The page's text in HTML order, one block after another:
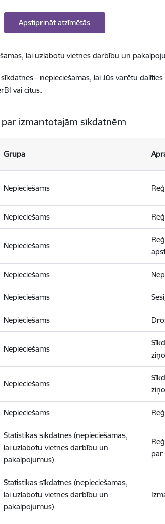
Apstiprināt atzīmētās
lai uzlabotu vietnes darbību un
- nepieciešamas, lai Jūs varētu
vai citus.
izmantotajām sīkdatnēm
Grupa
Nepieciešams
Nepieciešams
Nepieciešams
Nepieciešams
Nepieciešams
Nepieciešams
Nepieciešams
Nepieciešams
Nepieciešams
Statistikas sīkdatnes (nepieciešamas,
lai uzlabotu vietnes darbību un
pakalpojumus)
par
Statistikas sīkdatnes (nepieciešamas,
lai uzlabotu vietnes darbību un
pakalpojumus)